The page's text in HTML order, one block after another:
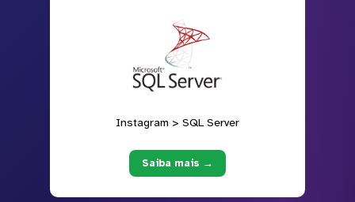
Instagram > SQL Server
Saiba mais →